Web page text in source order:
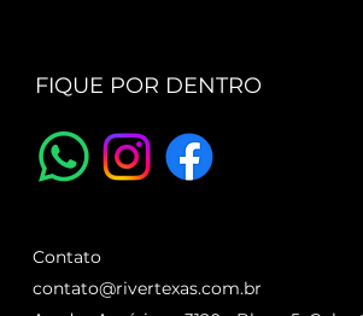
FIQUE POR DENTRO
Contato
contato@rivertexas.com.br